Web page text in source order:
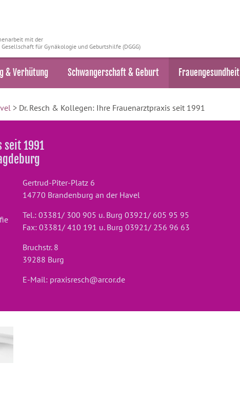
mit der
für Gynäkologie und Geburtshilfe (DGGG)
& Verhütung Schwangerschaft & Geburt Frauengesundheit
> Dr. Resch & Kollegen: Ihre Frauenarztpraxis seit 1991
seit 1991
Gertrud-Piter-Platz 6
14770 Brandenburg an der Havel
Tel.: 03381/ 300 905 u. Burg 03921/ 605 95 95
Fax: 03381/ 410 191 u. Burg 03921/ 256 96 63
Bruchstr. 8
39288 Burg
E-Mail: praxisresch@arcor.de